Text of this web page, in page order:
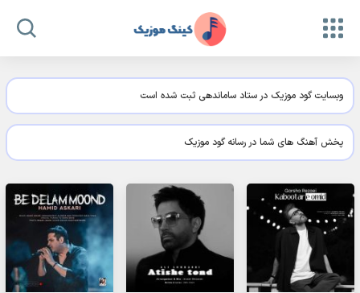
وبسایت گود موزیک در ستاد ساماندهی ثبت شده است
پخش آهنگ های شما در رسانه گود موزیک